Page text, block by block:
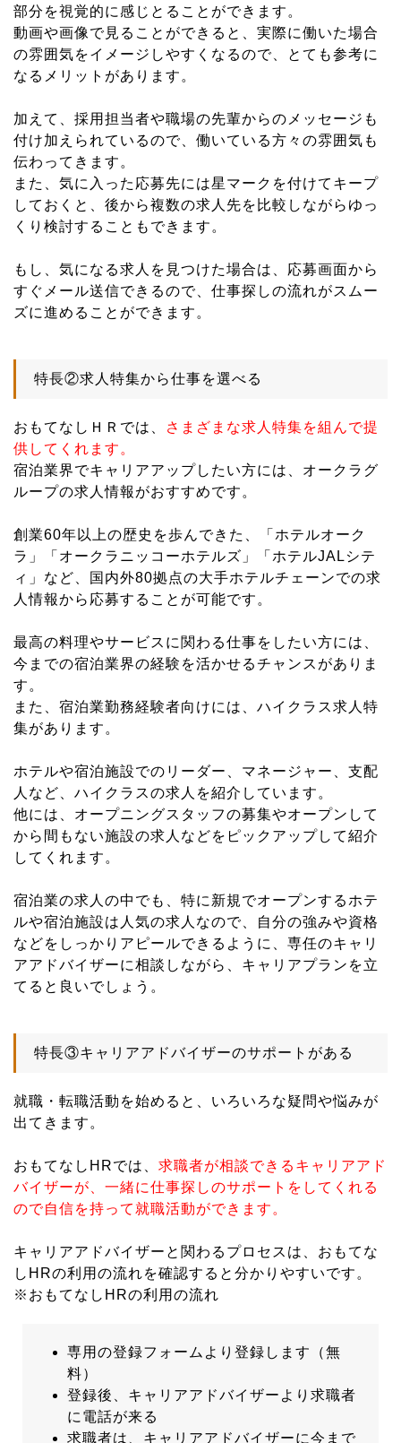
部分を視覚的に感じとることができます。
動画や画像で見ることができると、実際に働いた場合
の雰囲気をイメージしやすくなるので、とても参考に
なるメリットがあります。
加えて、採用担当者や職場の先輩からのメッセージも
付け加えられているので、働いている方々の雰囲気も
伝わってきます。
また、気に入った応募先には星マークを付けてキープ
しておくと、後から複数の求人先を比較しながらゆっ
くり検討することもできます。
もし、気になる求人を見つけた場合は、応募画面から
すぐメール送信できるので、仕事探しの流れがスムー
ズに進めることができます。
特長②求人特集から仕事を選べる
おもてなしＨＲでは、
さまざまな求人特集を組んで提
供してくれます。
宿泊業界でキャリアアップしたい方には、オークラグ
ループの求人情報がおすすめです。
創業60年以上の歴史を歩んできた、「ホテルオーク
ラ」「オークラニッコーホテルズ」「ホテルJALシテ
ィ」など、国内外80拠点の大手ホテルチェーンでの求
人情報から応募することが可能です。
最高の料理やサービスに関わる仕事をしたい方には、
今までの宿泊業界の経験を活かせるチャンスがありま
す。
また、宿泊業勤務経験者向けには、ハイクラス求人特
集があります。
ホテルや宿泊施設でのリーダー、マネージャー、支配
人など、ハイクラスの求人を紹介しています。
他には、オープニングスタッフの募集やオープンして
から間もない施設の求人などをピックアップして紹介
してくれます。
宿泊業の求人の中でも、特に新規でオープンするホテ
ルや宿泊施設は人気の求人なので、自分の強みや資格
などをしっかりアピールできるように、専任のキャリ
アアドバイザーに相談しながら、キャリアプランを立
てると良いでしょう。
特長③キャリアアドバイザーのサポートがある
就職・転職活動を始めると、いろいろな疑問や悩みが
出てきます。
おもてなしHRでは、 求職者が相談できるキャリアアド
バイザーが、一緒に仕事探しのサポートをしてくれる
ので自信を持って就職活動ができます。
キャリアアドバイザーと関わるプロセスは、おもてな
しHRの利用の流れを確認すると分かりやすいです。
※おもてなしHRの利用の流れ
専用の登録フォームより登録します（無
料）
登録後、キャリアアドバイザーより求職者
に電話が来る
求職者は、キャリアアドバイザーに今まで